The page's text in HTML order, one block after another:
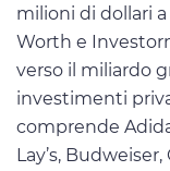
milioni di dollari
Worth e
verso il miliardo
investimenti
comprende
Lay’s,